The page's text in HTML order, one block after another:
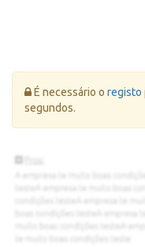
Erro:
É necessário o registo
segundos.